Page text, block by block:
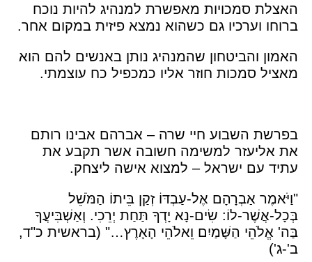
האצלת סמכויות מאפשרת למנהיג להיות נוכח
ברוחו וערכיו גם כשהוא נמצא פיזית במקום אחר.
האמון והביטחון שהמנהיג נותן באנשים להם הוא
מאציל סמכות חוזר אליו כמכפיל כח עוצמתי.
בפרשת השבוע חיי שרה – אברהם אבינו רותם
את אליעזר למשימה חשובה אשר תקבע את
עתיד עם ישראל – למצוא אישה ליצחק.
"וַיֹּאמֶר אַבְרָהָם אֶל-עַבְדּוֹ זְקַן בֵּיתוֹ הַמֹּשֵׁל
בְּכָל-אֲשֶׁר-לוֹ: שִׂים-נָא יָדְךָ תַּחַת יְרֵכִי. וְאַשְׁבִּיעֲךָ
בַּה' אֱלֹהֵי הַשָּׁמַיִם וֵאלֹהֵי הָאָרֶץ…" (בראשית כ"ד,
ב'-ג')